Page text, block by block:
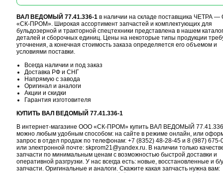
ВАЛ ВЕДОМЫЙ 77.41.336-1в наличии на складе поставщика ЧЕТРА
«СК-ПРОМ». Широкая ассортимент запчастей и комплектующих для
бульдозерной и тракторной спецтехники представлена в нашем
деталей и сборочных единиц. Цены на некоторые типы продукции
уточнения, а конечная стоимость заказа определяется его объемом и
условиями поставки.
Всегда наличии и под заказ
Доставка РФ и СНГ
Напрямую с завода
Оригинал и аналоги
Акции и скидки
Гарантия изготовителя
КУПИТЬ ВАЛ ВЕДОМЫЙ 77.41.336-1
В интернет-магазине ООО «СК-ПРОМ» купить ВАЛ ВЕДОМЫЙ
можно любым удобным способом: на сайте в режиме онлайн, или
запрос в отдел продаж по телефонам: +7 (8352) 48-28-45и 8 (987) 675-
или электронной почте: skprom21@yandex.ru. В наличии только
запчасти по минимальным ценам с возможностью быстрой доставки и
оперативной разгрузки. У нас всегда есть: новые, восстановленные и б/у
запчасти. Оригинальные и аналоги. Скажите какая запчасть нужна вам: